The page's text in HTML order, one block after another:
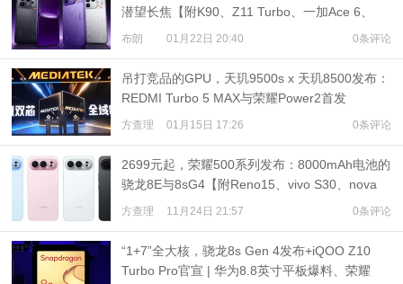
潜望长焦【附K90、Z11 Turbo、一加Ace 6、
WIN RT对比】
布朗 01月22日 20:40 0条评论
吊打竞品的GPU，天玑9500s x 天玑8500发布：
REDMI Turbo 5 MAX与荣耀Power2首发
方查理 01月15日 17:26 0条评论
2699元起，荣耀500系列发布：8000mAh电池的
骁龙8E与8sG4【附Reno15、vivo S30、nova
14系列对比】
方查理 11月24日 21:57 0条评论
“1+7”全大核，骁龙8s Gen 4发布+iQOO Z10
Turbo Pro官宣 | 华为8.8英寸平板爆料、荣耀